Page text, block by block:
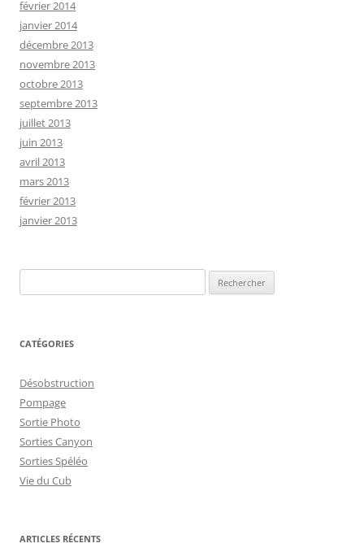
février 2014
janvier 2014
décembre 2013
novembre 2013
octobre 2013
septembre 2013
juillet 2013
juin 2013
avril 2013
mars 2013
février 2013
janvier 2013
CATÉGORIES
Désobstruction
Pompage
Sortie Photo
Sorties Canyon
Sorties Spéléo
Vie du Cub
ARTICLES RÉCENTS